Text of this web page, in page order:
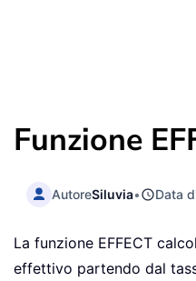
Funzione
AutoreSiluvia• Data
La funzione EFFECT
effettivo partendo dal